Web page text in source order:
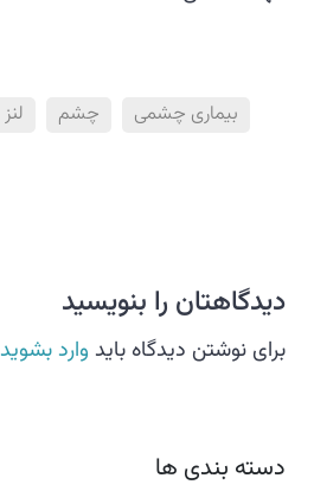
بیماری چشمی چشم لنز
دیدگاهتان را بنویسید
برای نوشتن دیدگاه باید وارد بشوید
دسته بندی ها